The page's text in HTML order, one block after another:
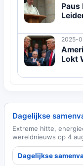
Paus
2025-
Lokt
Dagelijkse
Extreme hitte,
wereldnieuws op 4
Dagelijkse